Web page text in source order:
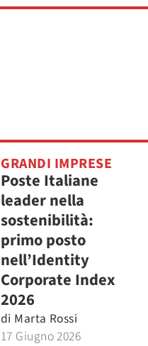
GRANDI IMPRESE
Poste Italiane
leader nella
sostenibilità:
primo posto
nell’Identity
Corporate Index
2026
di Marta Rossi
17 Giugno 2026